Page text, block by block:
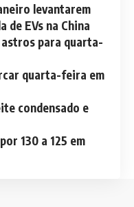
levantarem
de EVs na China
para quarta-
quarta-feira em
condensado e
130 a 125 em